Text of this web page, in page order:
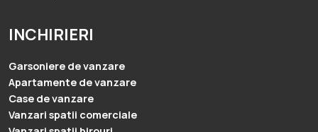
INCHIRIERI
Garsoniere de vanzare
Apartamente de vanzare
Case de vanzare
Vanzari spatii comerciale